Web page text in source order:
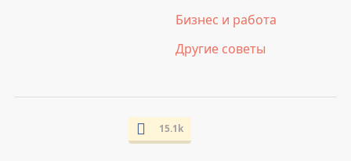
Бизнес и работа
Другие советы
15.1k